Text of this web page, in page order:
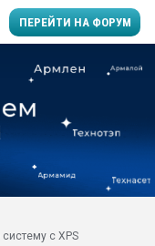
ПЕРЕЙТИ НА ФОРУМ
Вакуум-формовочные
28.07.2026
с XPS